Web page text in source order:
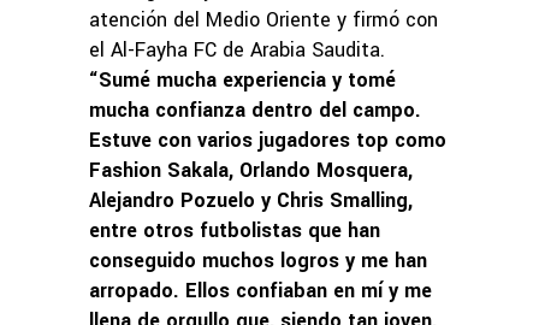
atención del Medio Oriente y firmó con
el Al-Fayha FC de Arabia Saudita.
“Sumé mucha experiencia y tomé
mucha confianza dentro del campo.
Estuve con varios jugadores top como
Fashion Sakala, Orlando Mosquera,
Alejandro Pozuelo y Chris Smalling,
entre otros futbolistas que han
conseguido muchos logros y me han
arropado. Ellos confiaban en mí y me